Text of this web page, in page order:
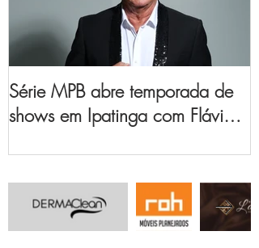
Série MPB abre temporada de
shows em Ipatinga com Flávio